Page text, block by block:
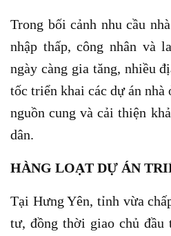
Trong bối cảnh nhu cầu
nhập thấp, công nhân và
ngày càng gia tăng, nhiều
tốc triển khai các dự án nhà
nguồn cung và cải thiện
dân.
HÀNG LOẠT DỰ ÁN
Tại Hưng Yên, tỉnh vừa
tư, đồng thời giao chủ đầu